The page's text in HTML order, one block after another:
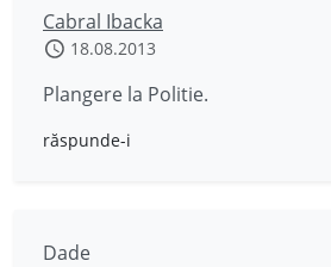
Cabral Ibacka
18.08.2013
Plangere la Politie.
răspunde-i
Dade